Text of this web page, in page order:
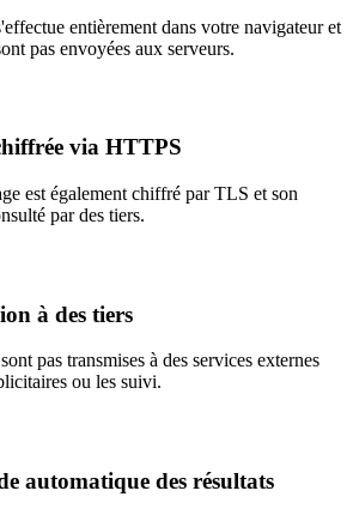
entièrement dans votre navigateur et
pas envoyées aux serveurs.
via HTTPS
est également chiffré par TLS et son
par des tiers.
à des tiers
pas transmises à des services externes
ou les suivi.
automatique des résultats